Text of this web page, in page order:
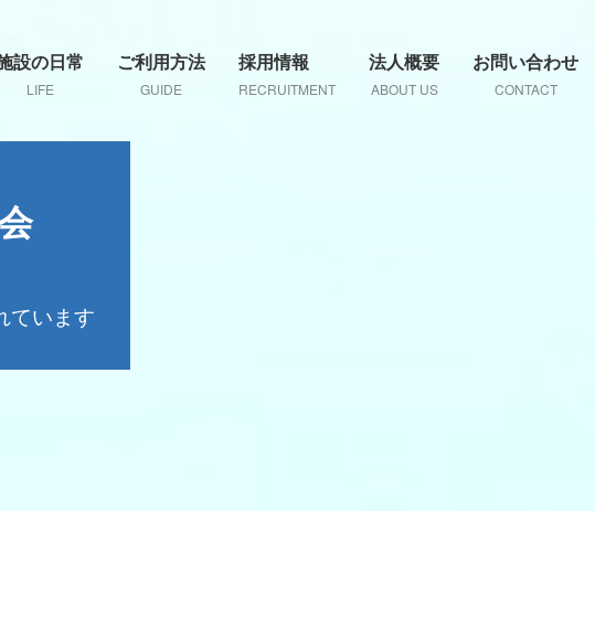
設の日常
LIFE
ご利用方法
GUIDE
採用情報
RECRUITMENT
法人概要
ABOUT US
お問い合わせ
CONTACT
ています